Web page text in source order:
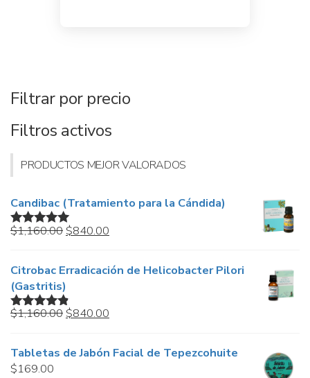
Filtrar por precio
Filtros activos
PRODUCTOS MEJOR VALORADOS
Candibac (Tratamiento para la Cándida)
Valorado en
$1,160.00Original
$1,160.00.
$840.00
is:
$840.00.
Citrobac Erradicación de Helicobacter Pilori
(Gastritis)
Valorado
$1,160.00Original
$1,160.00.
$840.00
$840.00.
Tabletas de Jabón Facial de Tepezcohuite
$169.00